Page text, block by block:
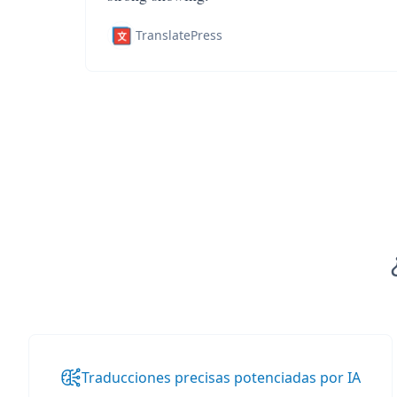
TranslatePress
Traducciones precisas potenciadas por IA